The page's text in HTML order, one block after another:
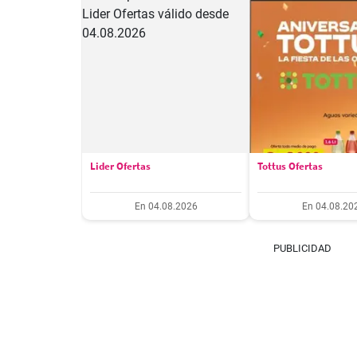
Lider Ofertas
En 04.08.2026
Tottus Ofertas
En
PUBLICIDAD